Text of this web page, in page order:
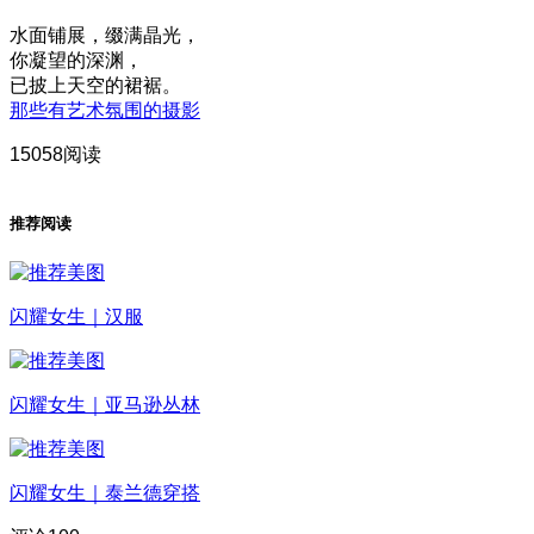
水面铺展，缀满晶光，
你凝望的深渊，
已披上天空的裙裾。
那些有艺术氛围的摄影
15058阅读
推荐阅读
闪耀女生｜汉服
闪耀女生｜亚马逊丛林
闪耀女生｜泰兰德穿搭